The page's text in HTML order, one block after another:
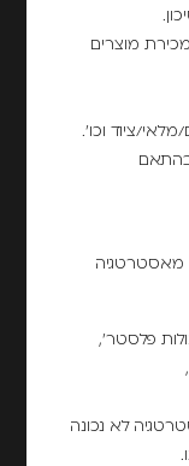
מוצרים
ציוד וכו'.
מאסטרטגיה
פלסטר',
לא נכונה